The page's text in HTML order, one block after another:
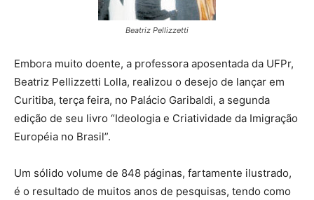
Beatriz Pellizzetti
Embora muito doente, a professora aposentada da UFPr,
Beatriz Pellizzetti Lolla, realizou o desejo de lançar em
Curitiba, terça feira, no Palácio Garibaldi, a segunda
edição de seu livro “Ideologia e Criatividade da Imigração
Européia no Brasil”.
Um sólido volume de 848 páginas, fartamente ilustrado,
é o resultado de muitos anos de pesquisas, tendo como